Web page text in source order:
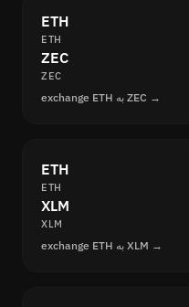
ETH
ETH
ZEC
ZEC
exchange ETH به ZEC →
ETH
ETH
XLM
XLM
exchange ETH به XLM →